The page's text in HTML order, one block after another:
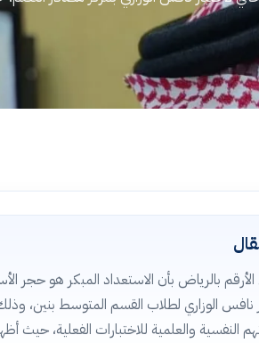
بالرياض بأن الاستعداد المبكر هو حجر
نافس الوزاري لطلاب القسم المتوسط بنين،
النفسية والعلمية للاختبارات الفعلية، حيث